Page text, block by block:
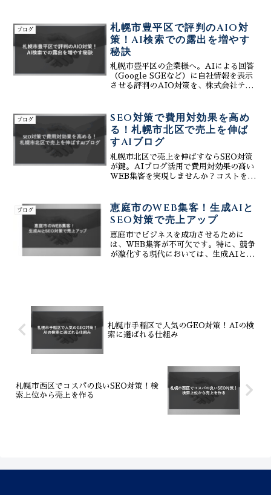
アップします。
更新や口コミ対応を効率化し、貴社の評
判を上げ、売上を伸ばすための戦略的な
Webサイト活用法をご提案。費用や見積
もりなど、まずはお気軽にご相談くださ
い。
ブログ
札幌市豊平区で評判のAIO対
策！AI検索での露出を増やす
秘訣
札幌市豊平区の企業様へ。AIによる回答
（Google SGEなど）に自社情報を表示
させる評判のAIO対策を、株式会社ティ
携し、他社に先んじて新規獲得を増やす
方法を解説。
ブログ
SEO対策で費用対効果を高め
る！札幌市北区で売上を伸ば
すAIブログ
札幌市北区で売上を伸ばすならSEO対策
が鍵。AIブログ活用で費用対効果の高い
WEB集客を実現しませんか？コストを抑
談は無料です。
ブログ
恵庭市のWEB集客！生成AIと
SEO対策で売上アップ
恵庭市でビジネスを成功させるために
は、WEB集客が不可欠です。特に、競争
が激化する現代においては、生成AIと
札幌市手稲区で人気のGEO対策！AIの検
索に選ばれる仕組み
札幌市西区でコスパの良いSEO対策！検
索上位から売上を作る